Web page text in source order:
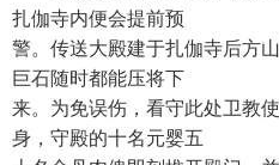
扎伽寺内便会提前预
警。传送大殿建于扎伽寺后方
巨石随时都能压将下
来。为免误伤，看守此处卫教
身，守殿的十名元婴五